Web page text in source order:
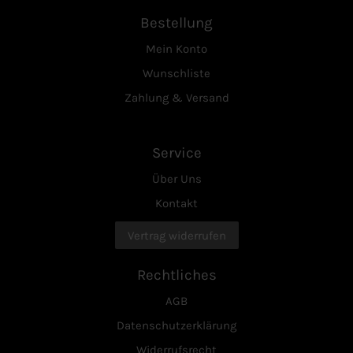
Bestellung
Mein Konto
Wunschliste
Zahlung & Versand
Service
Über Uns
Kontakt
Vertrag widerrufen
Rechtliches
AGB
Datenschutzerklärung
Widerrufsrecht